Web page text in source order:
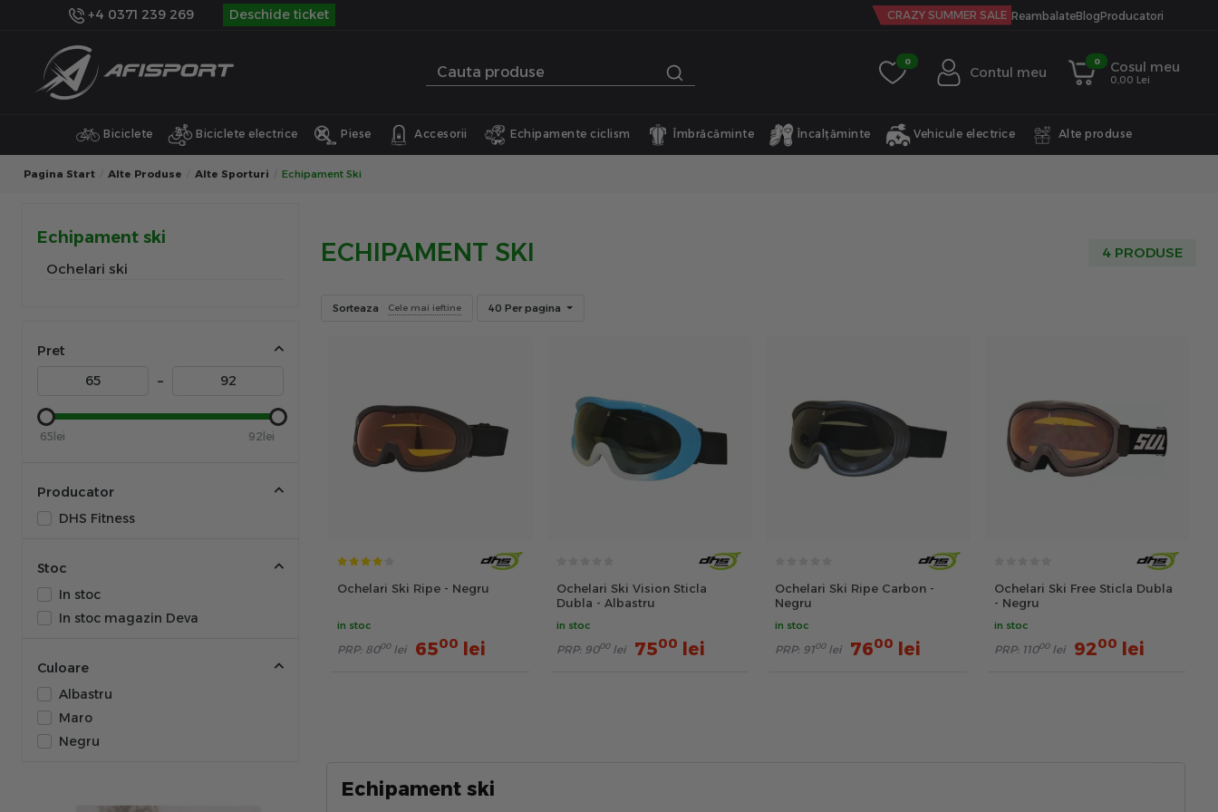
+4 0371 239 269 Deschide ticket CRAZY SUMMER SALE ReambalateBlogProducatori
0
Contul meu
0 Cosul meu
0,00 Lei
Biciclete Biciclete electrice Piese Accesorii Echipamente ciclism Îmbrăcăminte Încalțăminte Vehicule electrice Alte produse
Pagina Start Alte Produse Alte Sporturi Echipament Ski
Echipament ski
Ochelari ski
Pret
–
65lei 92lei
Producator
DHS Fitness
Stoc
In stoc
In stoc magazin Deva
Culoare
Albastru
Maro
Negru
ECHIPAMENT SKI 4 PRODUSE
Sorteaza Cele mai ieftine 40 Per pagina
Ochelari Ski Ripe - Negru
in stoc
PRP: 8000 lei 6500 lei
Ochelari Ski Vision Sticla
Dubla - Albastru
in stoc
PRP: 9000 lei 7500 lei
Ochelari Ski Ripe Carbon -
Negru
in stoc
PRP: 9100 lei 7600 lei
Ochelari Ski Free Sticla Dubla
- Negru
in stoc
PRP: 11000 lei 9200 lei
Echipament ski